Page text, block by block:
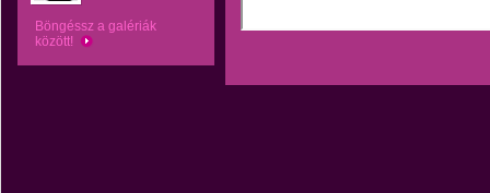
Böngéssz a galériák
között!